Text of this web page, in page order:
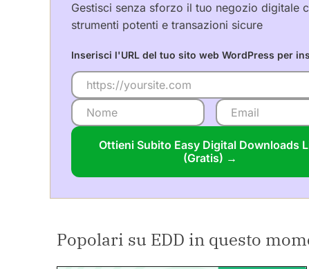
Gestisci senza sforzo il tuo negozio digitale
strumenti potenti e transazioni sicure
Inserisci l'URL del tuo sito web WordPress per
Ottieni Subito Easy Digital Downloads
(Gratis) →
Popolari su EDD in questo